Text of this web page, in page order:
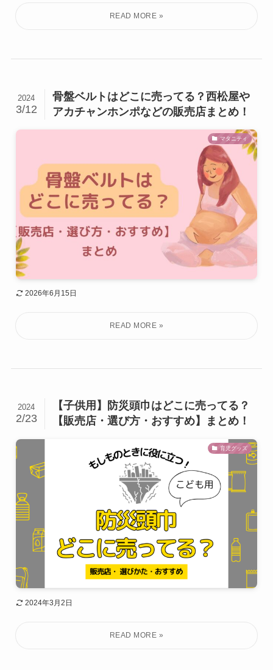
骨盤ベルトはどこに売ってる？西松屋や
アカチャンホンポなどの販売店まとめ！
2024
3/12
マタニティ
2026年6月15日
【子供用】防災頭巾はどこに売ってる？
【販売店・選び方・おすすめ】まとめ！
2024
2/23
育児グッズ
2024年3月2日